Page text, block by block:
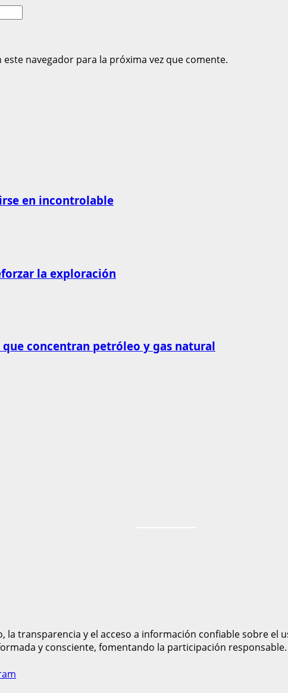
navegador para la próxima vez que comente.
en incontrolable
la exploración
concentran petróleo y gas natural
la transparencia y el acceso a información confiable sobre el
y consciente, fomentando la participación responsable.